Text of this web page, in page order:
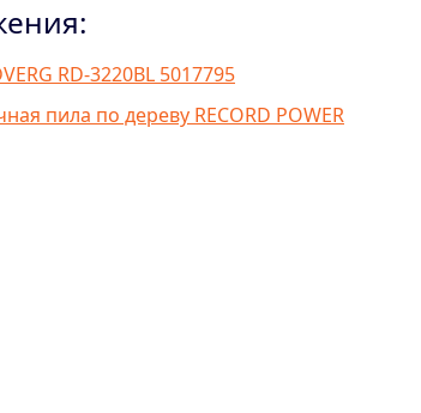
RD-3220BL 5017795
пила по дереву RECORD POWER